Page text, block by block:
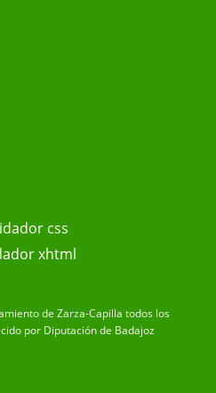
de Zarza-Capilla todos los
por Diputación de Badajoz